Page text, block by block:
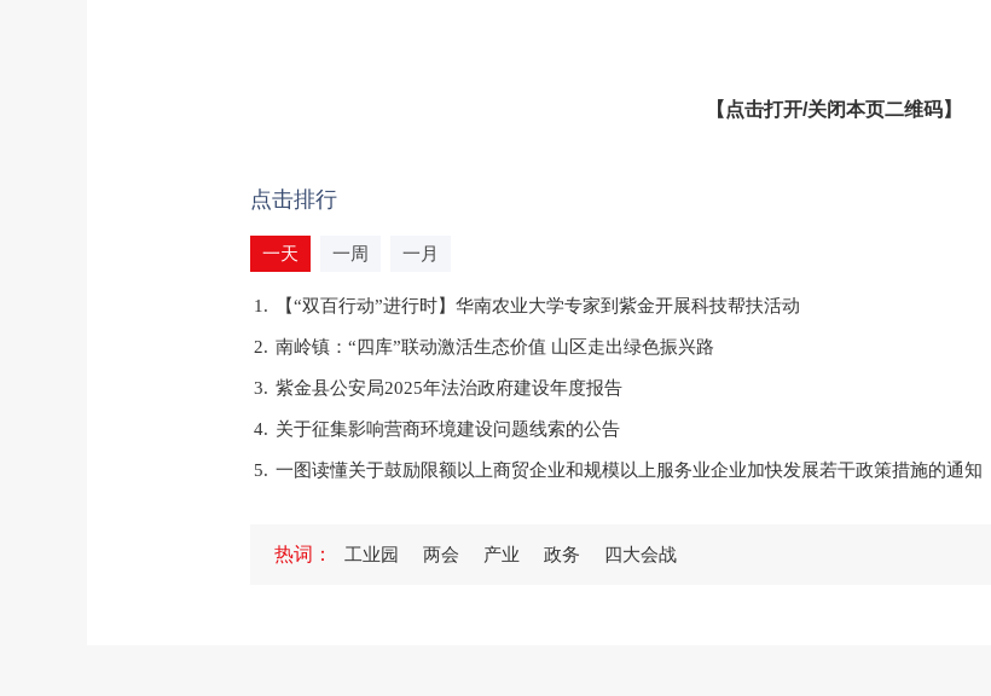
【点击打开/关闭本页二维码】
点击排行
一天 一周 一月
1. 【“双百行动”进行时】华南农业大学专家到紫金开展科技帮扶活动
2. 南岭镇：“四库”联动激活生态价值 山区走出绿色振兴路
3. 紫金县公安局2025年法治政府建设年度报告
4. 关于征集影响营商环境建设问题线索的公告
5. 一图读懂关于鼓励限额以上商贸企业和规模以上服务业企业加快发展若干政策措施的通知
紫金县义容中学举行2024—2025学年度奖教奖学颁奖大会暨校友捐赠仪式
热词： 工业园 两会 产业 政务 四大会战